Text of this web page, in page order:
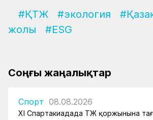
#ҚТЖ #экология
жолы
#ESG
Соңғы жаңалықтар
Спорт 08.08.2026
XI Спартакиадада ҚТЖ қоржынына